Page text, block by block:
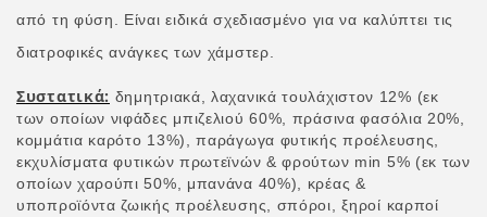
από τη φύση. Είναι ειδικά σχεδιασμένο για να καλύπτει τις
διατροφικές ανάγκες των χάμστερ.
Συστατικά: δημητριακά, λαχανικά τουλάχιστον 12% (εκ
των οποίων νιφάδες μπιζελιού 60%, πράσινα φασόλια 20%,
κομμάτια καρότο 13%), παράγωγα φυτικής προέλευσης,
εκχυλίσματα φυτικών πρωτεϊνών & φρούτων min 5% (εκ των
οποίων χαρούπι 50%, μπανάνα 40%), κρέας &
υποπροϊόντα ζωικής προέλευσης, σπόροι, ξηροί καρποί